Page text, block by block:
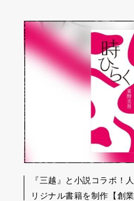
『三越』と小説コラボ！
リジナル書籍を制作【創